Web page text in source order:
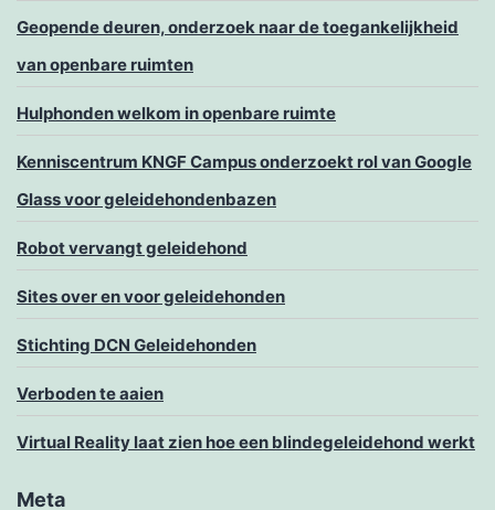
Geopende deuren, onderzoek naar de toegankelijkheid
van openbare ruimten
Hulphonden welkom in openbare ruimte
Kenniscentrum KNGF Campus onderzoekt rol van Google
Glass voor geleidehondenbazen
Robot vervangt geleidehond
Sites over en voor geleidehonden
Stichting DCN Geleidehonden
Verboden te aaien
Virtual Reality laat zien hoe een blindegeleidehond werkt
Meta